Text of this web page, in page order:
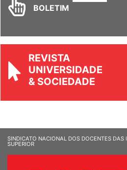
BOLETIM
REVISTA
UNIVERSIDADE
& SOCIEDADE
SINDICATO NACIONAL DOS DOCENTES DAS
SUPERIOR